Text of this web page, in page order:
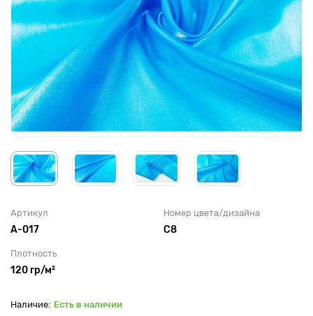
Артикул
А-017
Номер цвета/дизайна
C8
Плотность
120 гр/м²
Есть в наличии